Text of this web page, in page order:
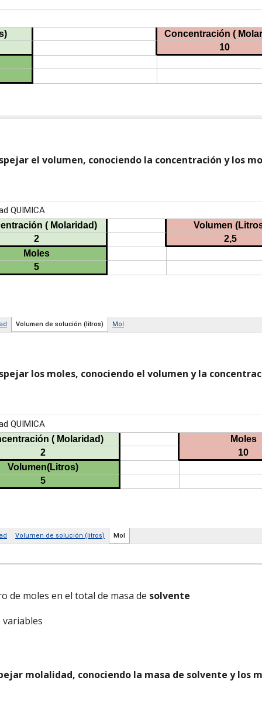
el volumen, conociendo la concentración y los
los moles, conociendo el volumen y la
de moles en el total de masa de solvente
variables
molalidad, conociendo la masa de solvente y los